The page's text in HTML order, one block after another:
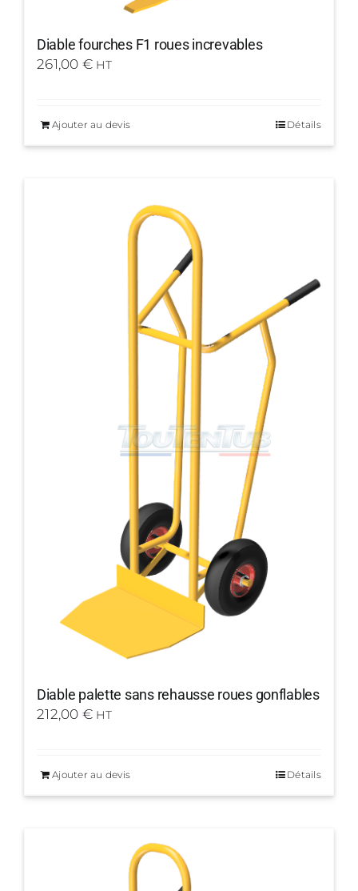
Diable fourches F1 roues increvables
261,00 € HT
Ajouter au devis Détails
Diable palette sans rehausse roues gonflables
212,00 € HT
Ajouter au devis Détails